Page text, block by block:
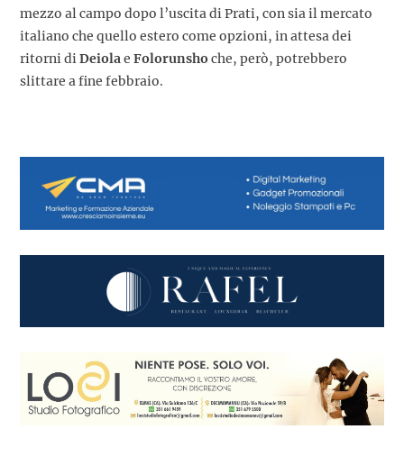
mezzo al campo dopo l’uscita di Prati, con sia il mercato
italiano che quello estero come opzioni, in attesa dei
ritorni diDeiolae Folorunsho che, però, potrebbero
slittare a fine febbraio.